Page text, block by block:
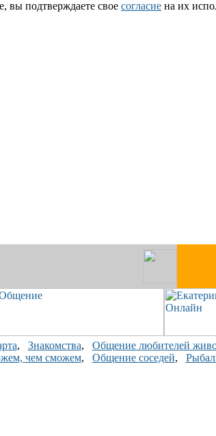
вы подтверждаете свое согласие на их
, Знакомства, Общение любителей
чем сможем, Общение соседей,